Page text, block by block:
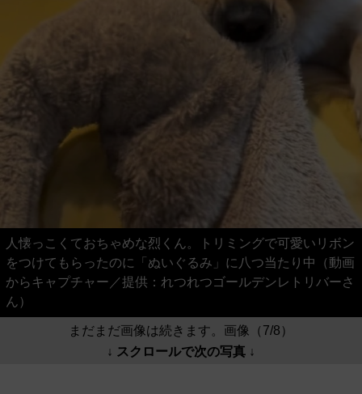
人懐っこくておちゃめな烈くん。トリミングで可愛いリボン
をつけてもらったのに「ぬいぐるみ」に八つ当たり中（動画
からキャプチャー／提供：れつれつゴールデンレトリバーさ
ん）
まだまだ画像は続きます。画像（7/8）
↓ スクロールで次の写真 ↓